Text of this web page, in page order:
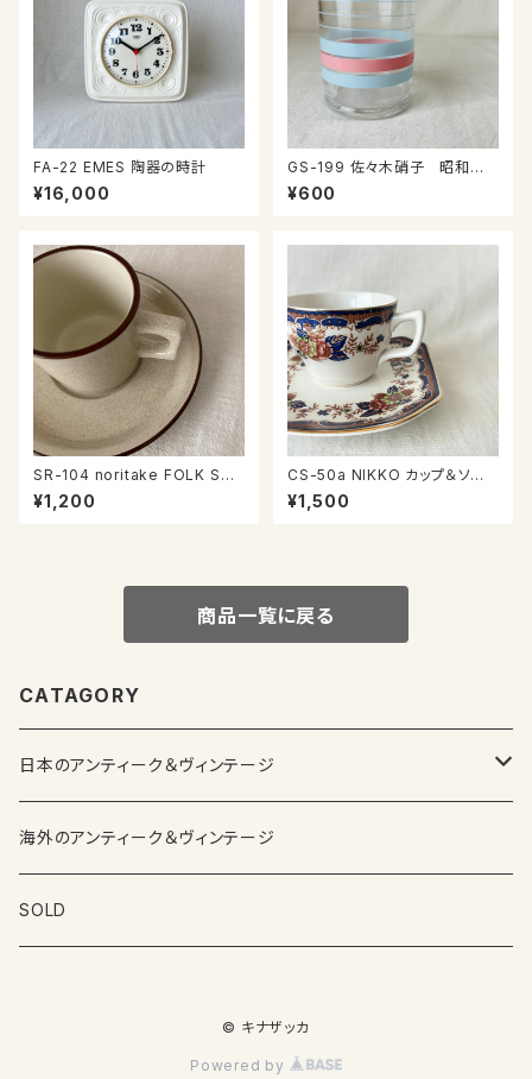
FA-22 EMES 陶器の時計
¥16,000
GS-199 佐々木硝子 昭和の
コップ
¥600
SR-104 noritake FOLK ST
ONE カップ＆ソーサー
¥1,200
CS-50a NIKKO カップ＆ソー
サー
¥1,500
商品一覧に戻る
CATAGORY
日本のアンティーク＆ヴィンテージ
カップ＆ソーサー
ガラス製品
海外のアンティーク＆ヴィンテージ
SOLD
© キナザッカ
Powered by